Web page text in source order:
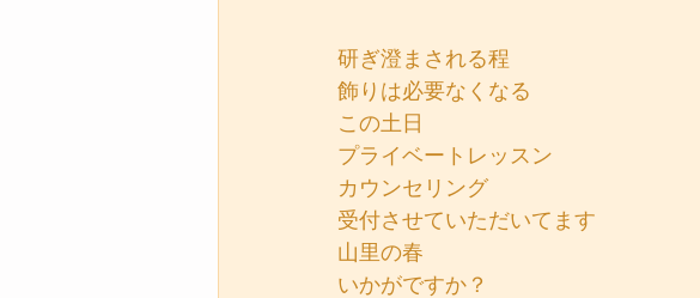
研ぎ澄まされる程
飾りは必要なくなる
この土日
プライベートレッスン
カウンセリング
受付させていただいてます
山里の春
いかがですか？